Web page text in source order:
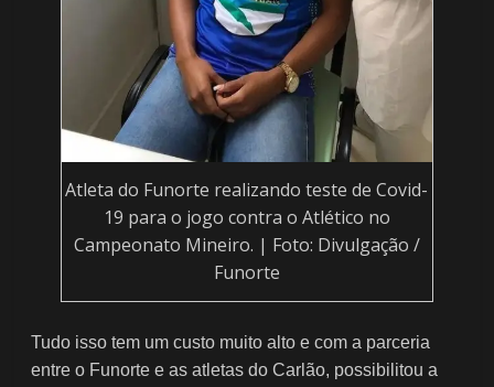
Atleta do Funorte realizando teste de Covid-
19 para o jogo contra o Atlético no
Campeonato Mineiro. | Foto: Divulgação /
Funorte
Tudo isso tem um custo muito alto e com a parceria
entre o Funorte e as atletas do Carlão, possibilitou a